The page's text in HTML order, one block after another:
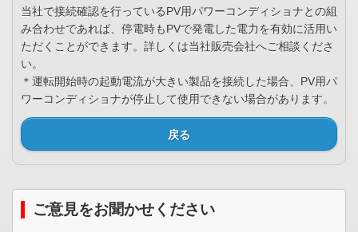
当社で接続確認を行っているPV用パワーコンディショナとの組
み合わせであれば、停電時もPVで発電した電力を有効に活用い
ただくことができます。詳しくは当社販売会社へご相談くださ
い。
＊運転開始時の起動電流が大きい製品を接続した場合、PV用パ
ワーコンディショナが停止して使用できない場合があります。
戻る
ご意見をお聞かせください